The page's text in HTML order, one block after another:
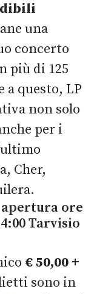
una
concerto
più di 125
questo, LP
non solo
per i
Cher,
apertura ore
Tarvisio
€ 50,00 +
sono in